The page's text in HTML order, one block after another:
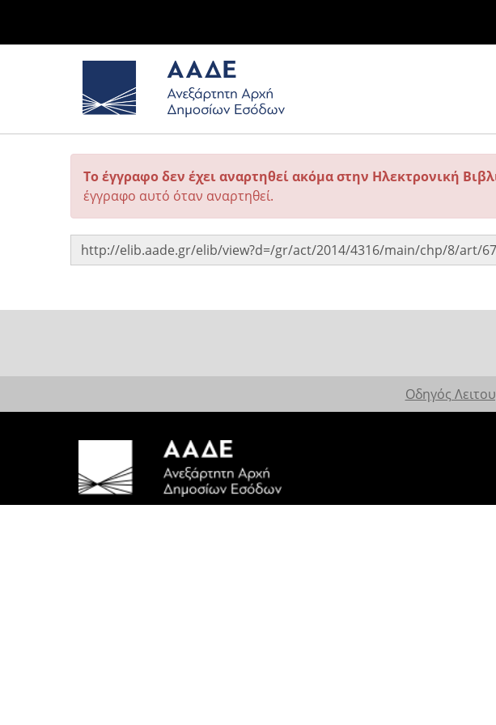
Το έγγραφο δεν έχει αναρτηθεί ακόμα στην Ηλεκτρονική
έγγραφο αυτό όταν αναρτηθεί.
Οδηγός